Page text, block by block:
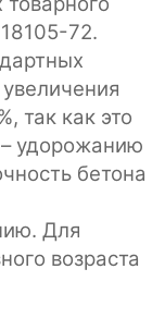
72.
так как это
удорожанию
бетона
Для
возраста